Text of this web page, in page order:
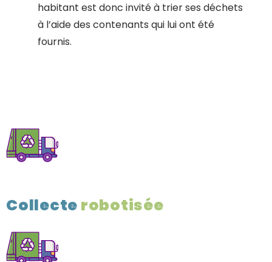
habitant est donc invité à trier ses déchets
à l’aide des contenants qui lui ont été
fournis.
Collecte robotisée